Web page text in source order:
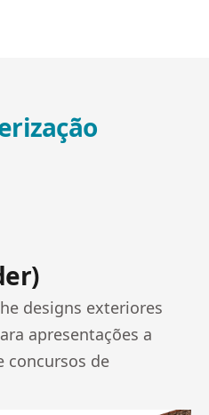
designs exteriores
apresentações a
concursos de